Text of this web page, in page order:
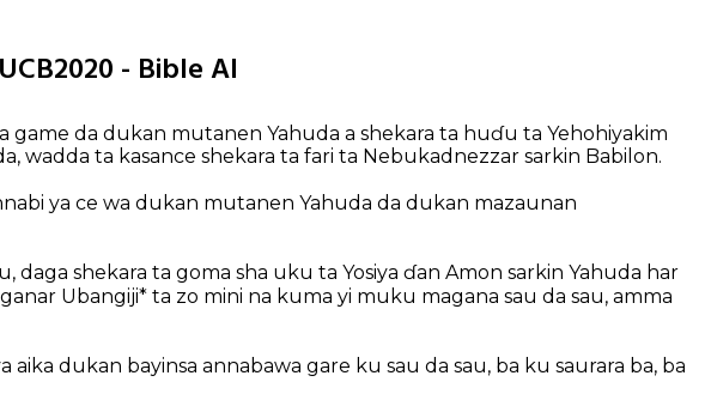
- Bible AI
game da dukan mutanen Yahuda a shekara ta huɗu ta Yehohiyakim
wadda ta kasance shekara ta fari ta Nebukadnezzar sarkin Babilon.
ya ce wa dukan mutanen Yahuda da dukan mazaunan
daga shekara ta goma sha uku ta Yosiya ɗan Amon sarkin Yahuda har
Ubangiji* ta zo mini na kuma yi muku magana sau da sau, amma
aika dukan bayinsa annabawa gare ku sau da sau, ba ku saurara ba, ba